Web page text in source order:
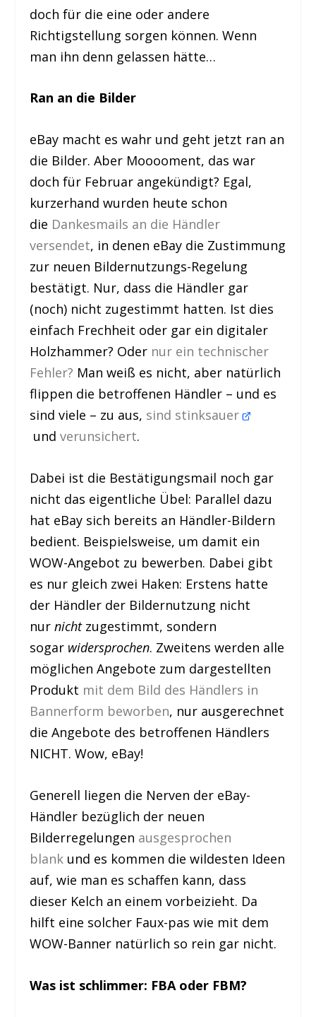
doch für die eine oder andere
Richtigstellung sorgen können. Wenn
man ihn denn gelassen hätte…
Ran an die Bilder
eBay macht es wahr und geht jetzt ran an
die Bilder. Aber Mooooment, das war
doch für Februar angekündigt? Egal,
kurzerhand wurden heute schon
die Dankesmails an die Händler
versendet, in denen eBay die Zustimmung
zur neuen Bildernutzungs-Regelung
bestätigt. Nur, dass die Händler gar
(noch) nicht zugestimmt hatten. Ist dies
einfach Frechheit oder gar ein digitaler
Holzhammer? Oder nur ein technischer
Fehler? Man weiß es nicht, aber natürlich
flippen die betroffenen Händler – und es
sind viele – zu aus, sind stinksauer
und verunsichert.
Dabei ist die Bestätigungsmail noch gar
nicht das eigentliche Übel: Parallel dazu
hat eBay sich bereits an Händler-Bildern
bedient. Beispielsweise, um damit ein
WOW-Angebot zu bewerben. Dabei gibt
es nur gleich zwei Haken: Erstens hatte
der Händler der Bildernutzung nicht
nurnichtzugestimmt, sondern
sogar widersprochen. Zweitens werden alle
möglichen Angebote zum dargestellten
Produkt mit dem Bild des Händlers in
Bannerform beworben, nur ausgerechnet
die Angebote des betroffenen Händlers
NICHT. Wow, eBay!
Generell liegen die Nerven der eBay-
Händler bezüglich der neuen
Bilderregelungen ausgesprochen
blank und es kommen die wildesten Ideen
auf, wie man es schaffen kann, dass
dieser Kelch an einem vorbeizieht. Da
hilft eine solcher Faux-pas wie mit dem
WOW-Banner natürlich so rein gar nicht.
Was ist schlimmer: FBA oder FBM?